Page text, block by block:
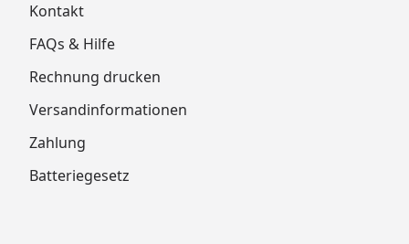
Kontakt
FAQs & Hilfe
Rechnung drucken
Versandinformationen
Zahlung
Batteriegesetz